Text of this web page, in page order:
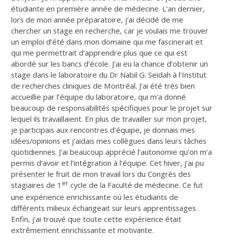
étudiante en première année de médecine. L’an dernier,
lors de mon année préparatoire, j’ai décidé de me
chercher un stage en recherche, car je voulais me trouver
un emploi d’été dans mon domaine qui me fascinerait et
qui me permettrait d’apprendre plus que ce qui est
abordé sur les bancs d’école. J’ai eu la chance d’obtenir un
stage dans le laboratoire du Dr Nabil G. Seidah à l’Institut
de recherches cliniques de Montréal. J’ai été très bien
accueillie par l’équipe du laboratoire, qui m’a donné
beaucoup de responsabilités spécifiques pour le projet sur
lequel ils travaillaient. En plus de travailler sur mon projet,
je participais aux rencontres d’équipe, je donnais mes
idées/opinions et j’aidais mes collègues dans leurs tâches
quotidiennes. J’ai beaucoup apprécié l’autonomie qu’on m’a
permis d’avoir et l’intégration à l’équipe. Cet hiver, j’ai pu
présenter le fruit de mon travail lors du Congrès des
stagiaires de 1 er cycle de la Faculté de médecine. Ce fut
une expérience enrichissante où les étudiants de
différents milieux échangeait sur leurs apprentissages.
Enfin, j’ai trouvé que toute cette expérience était
extrêmement enrichissante et motivante.